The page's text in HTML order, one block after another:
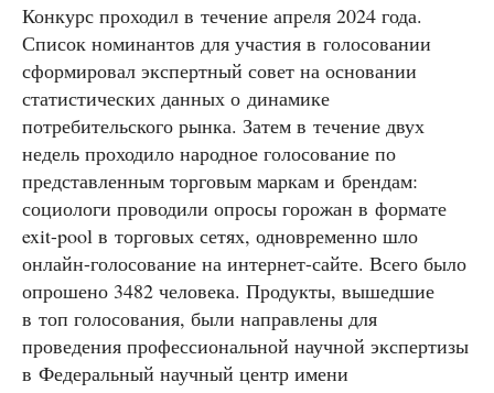
Конкурс проходил в течение апреля 2024 года.
Список номинантов для участия в голосовании
сформировал экспертный совет на основании
статистических данных о динамике
потребительского рынка. Затем в течение двух
недель проходило народное голосование по
представленным торговым маркам и брендам:
социологи проводили опросы горожан в формате
exit-pool в торговых сетях, одновременно шло
онлайн-голосование на интернет-сайте. Всего было
опрошено 3482 человека. Продукты, вышедшие
в топ голосования, были направлены для
проведения профессиональной научной экспертизы
в Федеральный научный центр имени